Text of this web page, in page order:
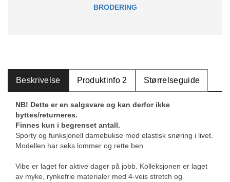
BRODERING
Beskrivelse Produktinfo 2 Størrelseguide
NB! Dette er en salgsvare og kan derfor ikke
byttes/returneres.
Finnes kun i begrenset antall.
Sporty og funksjonell damebukse med elastisk snøring i livet.
Modellen har seks lommer og rette ben.
Vibe er laget for aktive dager på jobb. Kolleksjonen er laget
av myke, rynkefrie materialer med 4-veis stretch og